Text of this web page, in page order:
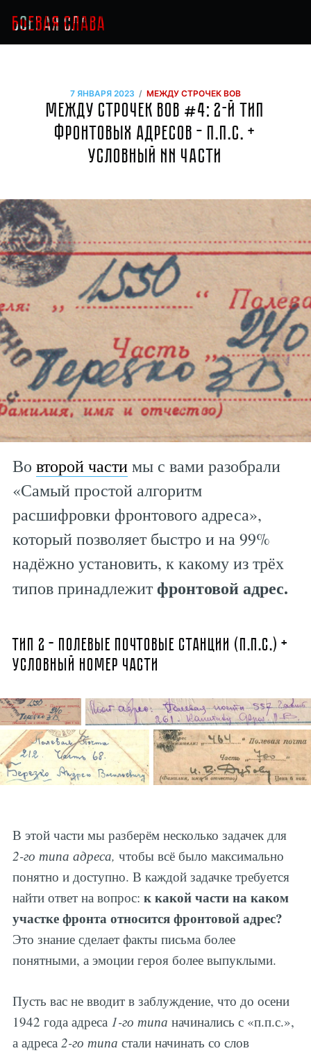
7 ЯНВАРЯ 2023 / МЕЖДУ СТРОЧЕК ВОВ
Между строчек ВОВ #4: 2-й тип
фронтовых адресов – п.п.с. +
условный NN части
Во второй частимы с вами разобрали
«Самый простой алгоритм
расшифровки фронтового адреса»,
который позволяет быстро и на 99%
надёжно установить, к какому из трёх
типов принадлежитфронтовой адрес.
Тип 2 – полевые почтовые станции (п.п.с.) +
условный номер части
В этой части мы разберём несколько задачек для
2-го типа адреса, чтобы всё было максимально
понятно и доступно. В каждой задачке требуется
найти ответ на вопрос: к какой части на каком
участке фронта относится фронтовой адрес?
Это знание сделает факты письма более
понятными, а эмоции героя более выпуклыми.
Пусть вас не вводит в заблуждение, что до осени
1942 года адреса 1-го типа начинались с «п.п.с.»,
а адреса 2-го типа стали начинать со слов